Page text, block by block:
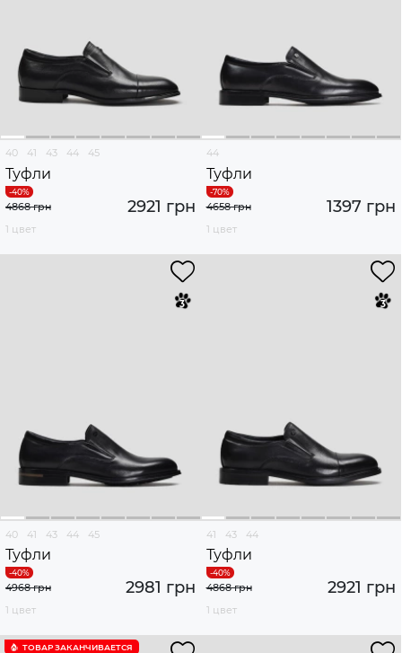
40 41 43 44 45
Туфли
2921 грн
4868 грн
1 цвет
44
Туфли
1397 грн
4658 грн
1 цвет
40 41 43 44 45
Туфли
2981 грн
4968 грн
1 цвет
41 43 44
Туфли
2921 грн
4868 грн
1 цвет
ТОВАР ЗАКАНЧИВАЕТСЯ